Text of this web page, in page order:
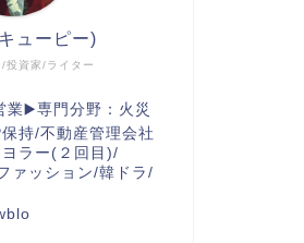
投資家/ライター
ューピー)
業▶️専門分野：火災
持/不動産管理会社
ラー(２回目)/
ァッション/韓ドラ/